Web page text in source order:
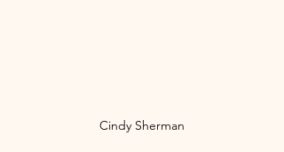
Cindy Sherman